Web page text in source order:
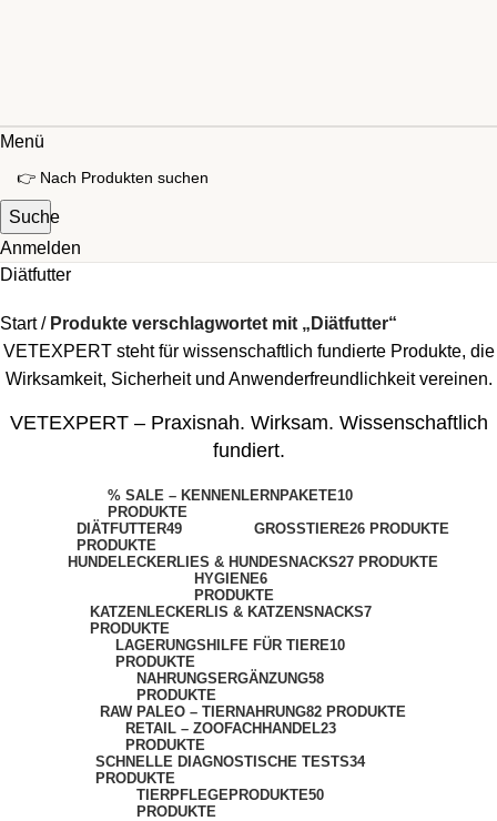
Menü
Suche
Anmelden
Diätfutter
Start
Produkte verschlagwortet mit „Diätfutter“
VETEXPERT steht für wissenschaftlich fundierte Produkte, die
Wirksamkeit, Sicherheit und Anwenderfreundlichkeit vereinen.
VETEXPERT – Praxisnah. Wirksam. Wissenschaftlich
fundiert.
% SALE – KENNENLERNPAKETE10
PRODUKTE
DIÄTFUTTER49
PRODUKTE
GROSSTIERE
26 PRODUKTE
HUNDELECKERLIES & HUNDESNACKS27 PRODUKTE
HYGIENE6
PRODUKTE
KATZENLECKERLIS & KATZENSNACKS7
PRODUKTE
LAGERUNGSHILFE FÜR TIERE10
PRODUKTE
NAHRUNGSERGÄNZUNG58
PRODUKTE
RAW PALEO – TIERNAHRUNG82 PRODUKTE
RETAIL – ZOOFACHHANDEL23
PRODUKTE
SCHNELLE DIAGNOSTISCHE TESTS34
PRODUKTE
TIERPFLEGEPRODUKTE50
PRODUKTE